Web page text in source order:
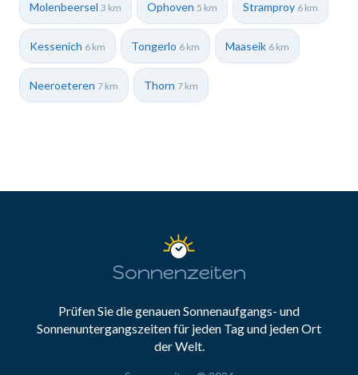
Molenbeersel 3 km Ophoven 5 km Stramproy 6 km
Kessenich 6 km Tongerlo 6 km Maaseik 6 km
Neeroeteren 7 km Thorn 7 km
Sonnenzeiten
Prüfen Sie die genauen Sonnenaufgangs- und
Sonnenuntergangszeiten für jeden Tag und jeden Ort
der Welt.